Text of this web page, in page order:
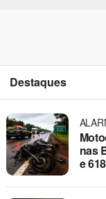
Destaques
nas
e